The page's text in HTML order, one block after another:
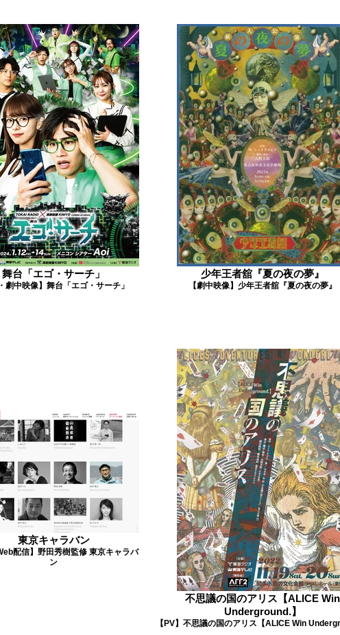
舞台「エゴ・サーチ」
劇中映像】舞台「エゴ・サーチ」
少年王者舘『夏の夜の夢』
【劇中映像】少年王者舘『夏の夜の夢』
東京キャラバン
配信】野田秀樹監修 東京キャラバ
ン
不思議の国のアリス【ALICE Win
Underground.】
【PV】不思議の国のアリス【ALICE Win